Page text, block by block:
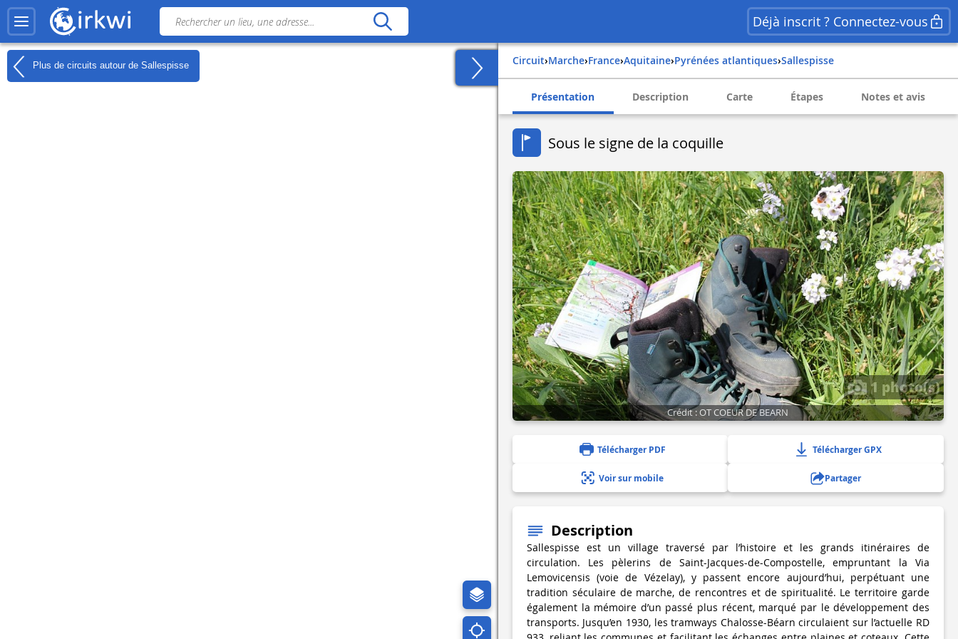
Déjà inscrit ? Connectez-vous
Plus de circuits autour de Sallespisse Circuit› Marche› france› aquitaine› pyrénées atlantiques› sallespisse
Présentation Description Carte Étapes Notes et avis
Sous le signe de la coquille
1 photo(s)
Crédit : OT COEUR DE BEARN
Télécharger PDF Télécharger GPX
Voir sur mobile Partager
Description
Sallespisse est un village traversé par l’histoire et les grands itinéraires de
circulation. Les pèlerins de Saint-Jacques-de-Compostelle, empruntant la Via
Lemovicensis (voie de Vézelay), y passent encore aujourd’hui, perpétuant une
tradition séculaire de marche, de rencontres et de spiritualité. Le territoire garde
également la mémoire d’un passé plus récent, marqué par le développement des
transports. Jusqu’en 1930, les tramways Chalosse-Béarn circulaient sur l’actuelle RD